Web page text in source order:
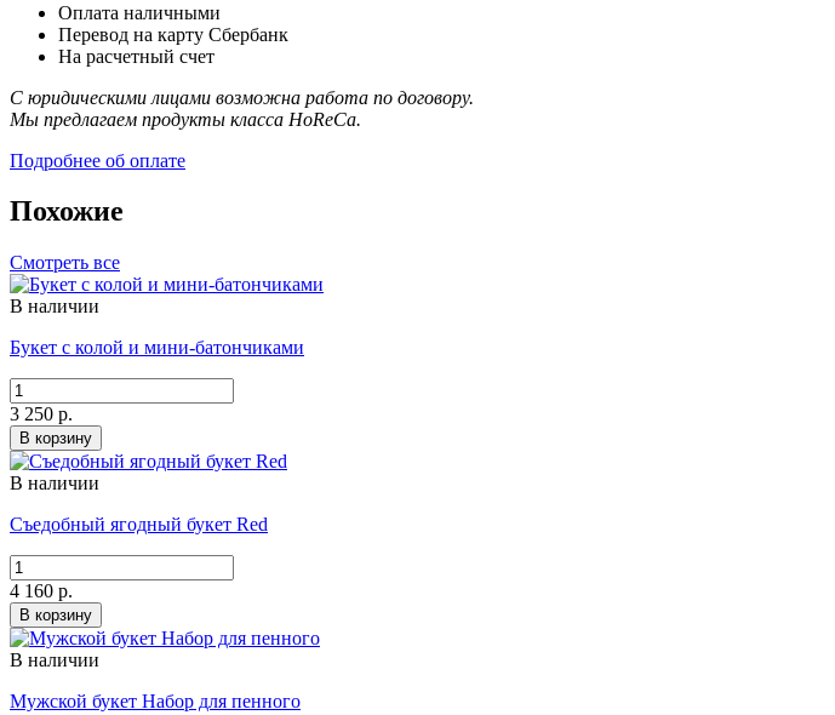
Оплата наличными
Перевод на карту Сбербанк
На расчетный счет
С юридическими лицами возможна работа по договору.
Мы предлагаем продукты класса HoReCa.
Подробнее об оплате
Похожие
Смотреть все
В наличии
Букет с колой и мини-батончиками
3 250 р.
В корзину
В наличии
Съедобный ягодный букет Red
4 160 р.
В корзину
В наличии
Мужской букет Набор для пенного